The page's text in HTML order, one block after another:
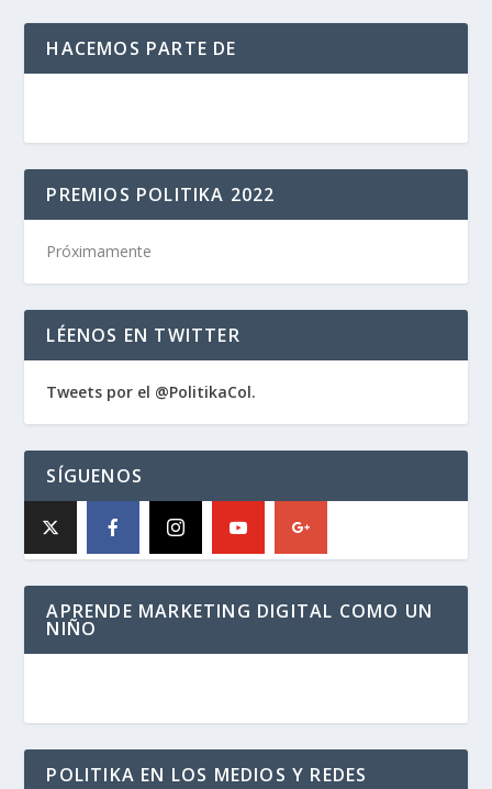
HACEMOS PARTE DE
PREMIOS POLITIKA 2022
Próximamente
LÉENOS EN TWITTER
Tweets por el @PolitikaCol.
SÍGUENOS
APRENDE MARKETING DIGITAL COMO UN
NIÑO
POLITIKA EN LOS MEDIOS Y REDES